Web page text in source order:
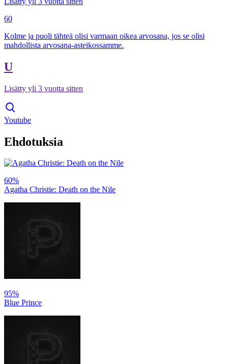
60
Kolme ja puoli tähteä olisi varmaan oikea arvosana, jos se olisi
mahdollista arvosana-asteikossamme.
U
Lisätty yli 3 vuotta sitten
Youtube
Ehdotuksia
60%
Agatha Christie: Death on the Nile
95%
Blue Prince